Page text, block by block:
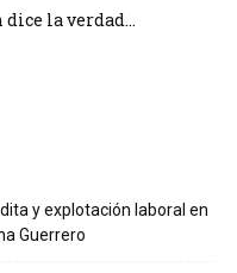
dice la verdad…
y explotación laboral en
Guerrero